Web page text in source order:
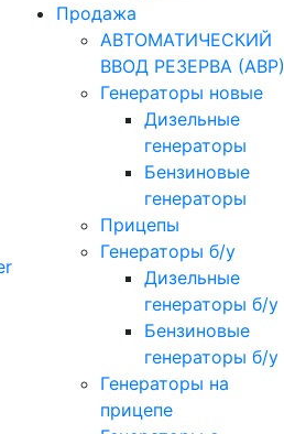
Продажа
АВТОМАТИЧЕСКИЙ
ВВОД РЕЗЕРВА (АВР)
Генераторы новые
Дизельные
генераторы
Бензиновые
генераторы
Прицепы
Генераторы б/у
Дизельные
генераторы б/у
Бензиновые
генераторы б/у
Генераторы на
прицепе